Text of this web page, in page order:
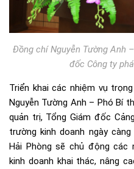
Đồng chí Nguyễn Tường Anh
đốc Công ty
Triển khai các nhiệm vụ
Nguyễn Tường Anh – Phó Bí
quản trị, Tổng Giám đốc
trường kinh doanh ngày
Hải Phòng sẽ chủ động các
kinh doanh khai thác, nâng